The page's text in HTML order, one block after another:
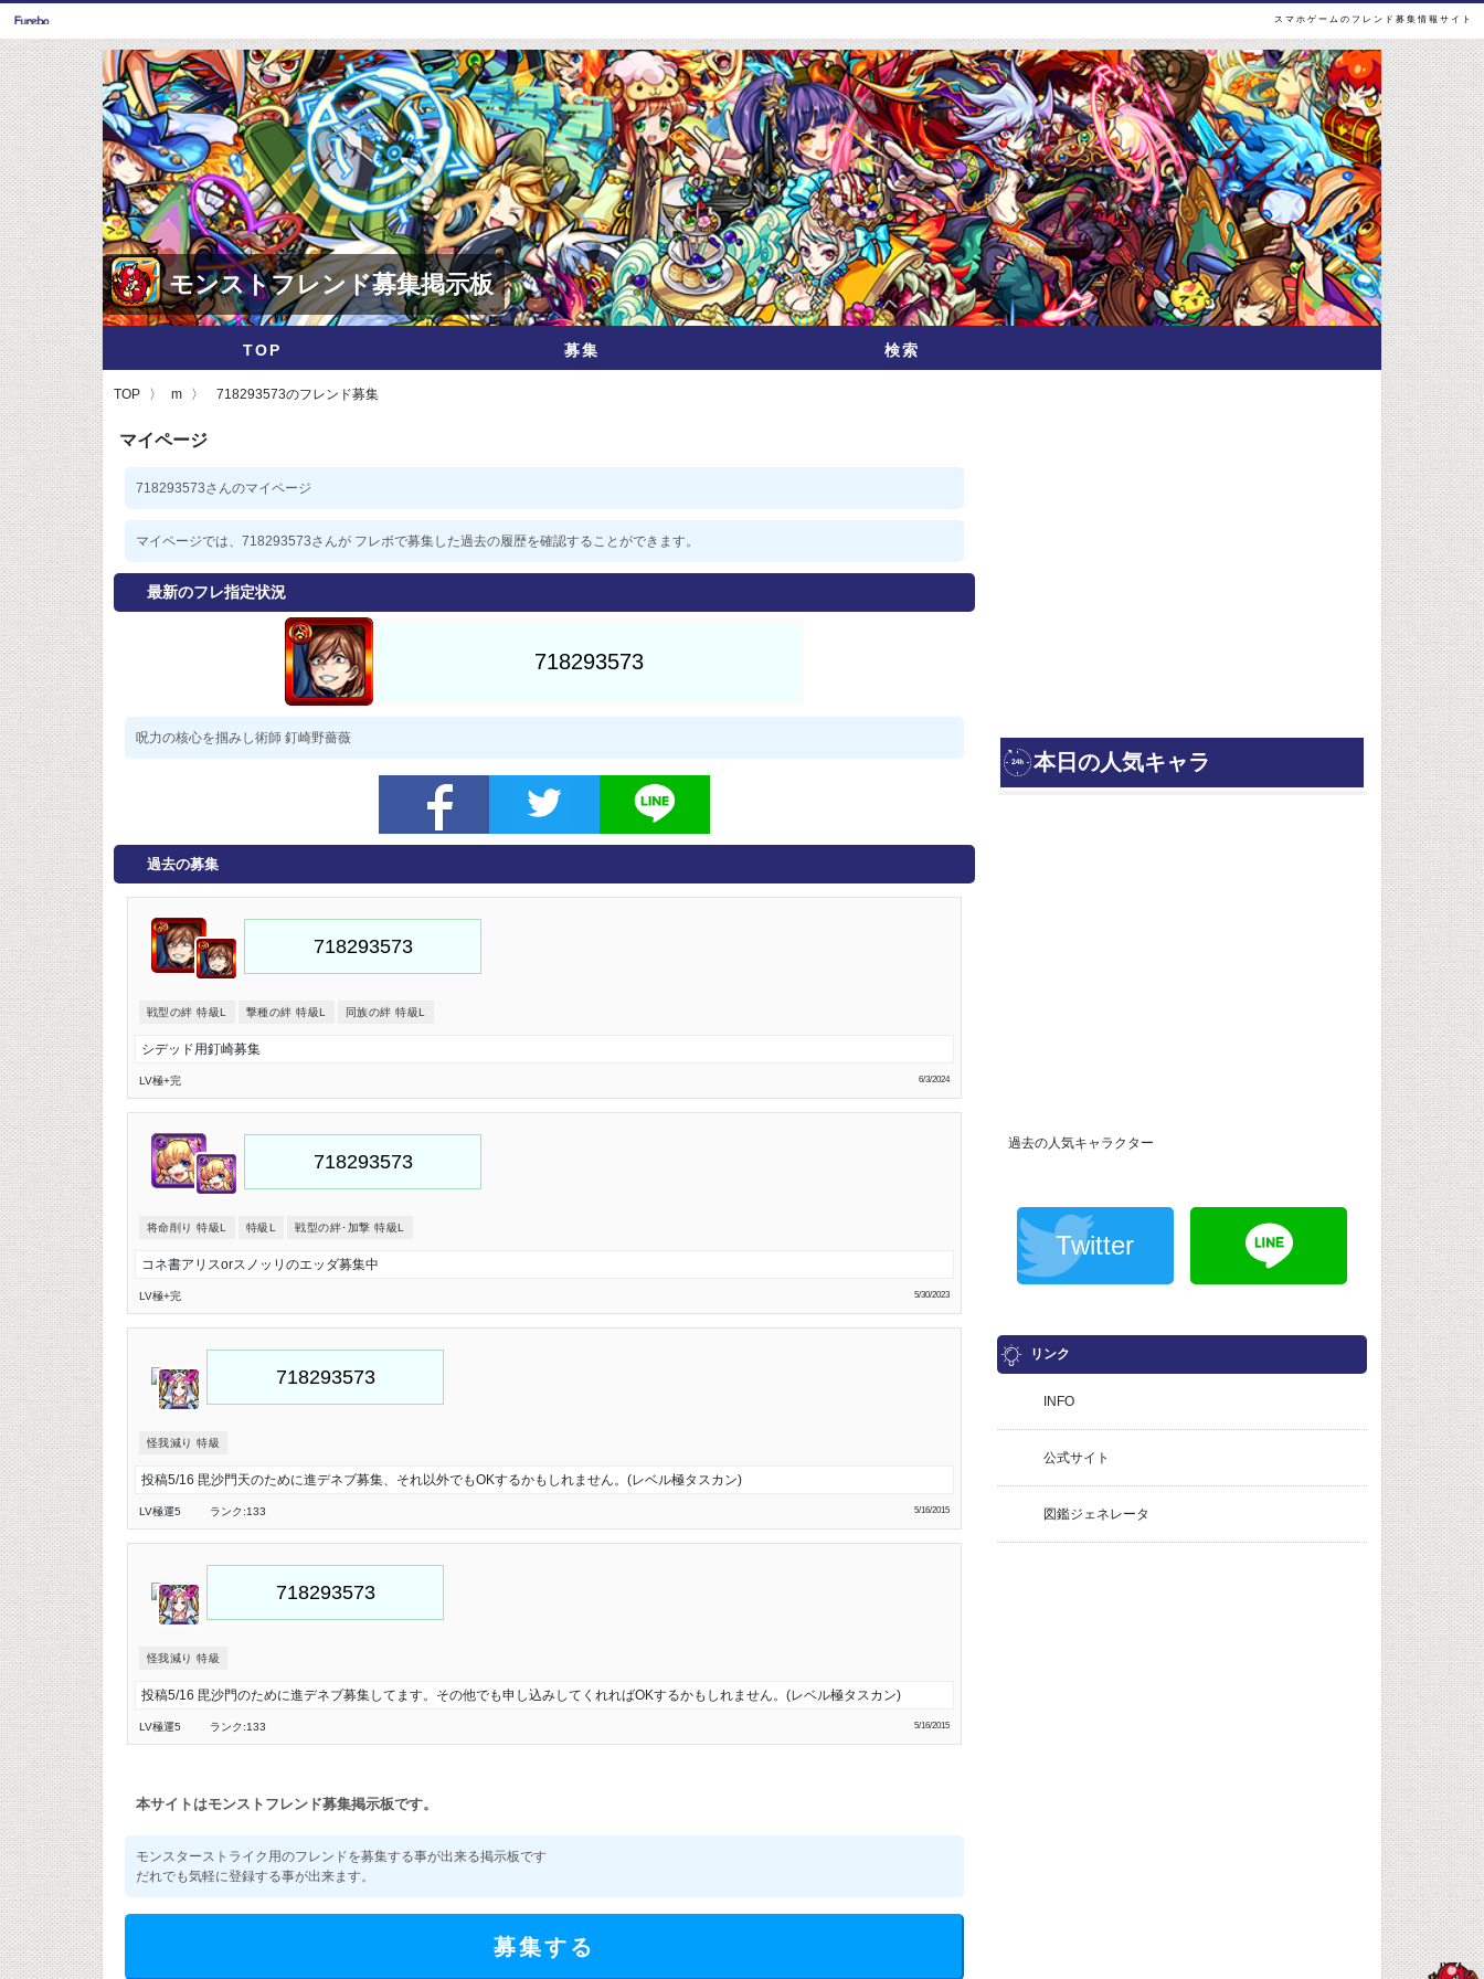
スマホゲームのフレンド募集情報サイト
モンストフレンド募集掲示板
TOP 募集 検索
TOP m 718293573のフレンド募集
マイページ
718293573さんのマイページ
マイページでは、718293573さんが フレボで募集した過去の履歴を確認することができます。
最新のフレ指定状況
呪力の核心を掴みし術師 釘崎野薔薇
過去の募集
戦型の絆 特級L 撃種の絆 特級L 同族の絆 特級L
シデッド用釘崎募集
LV極+完 6/3/2024
将命削り 特級L 特級L 戦型の絆･加撃 特級L
コネ書アリスorスノッリのエッダ募集中
LV極+完 5/30/2023
怪我減り 特級
投稿5/16 毘沙門天のために進デネブ募集、それ以外でもOKするかもしれません。(レベル極タスカン)
LV極運5 ランク:133 5/16/2015
怪我減り 特級
投稿5/16 毘沙門のために進デネブ募集してます。その他でも申し込みしてくれればOKするかもしれません。(レベル極タスカン)
LV極運5 ランク:133 5/16/2015
本サイトはモンストフレンド募集掲示板です。
モンスターストライク用のフレンドを募集する事が出来る掲示板です
だれでも気軽に登録する事が出来ます。
募集する
過去の人気キャラクター
Twitter
リンク
INFO
公式サイト
図鑑ジェネレータ